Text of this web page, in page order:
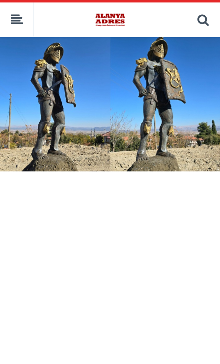
kaçak bahis
deneme bonusu
canlı bahis siteleri
deneme bonusu veren siteler
bahis siteleri
porno izle